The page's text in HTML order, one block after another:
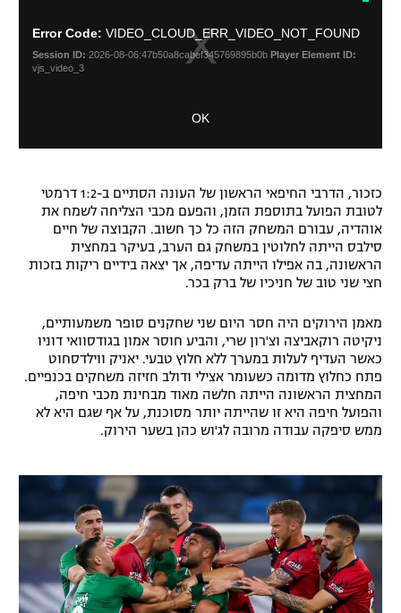
הצטרפות לחבילת הערוצים
w
i
n
d
o
w
Error Code: VIDEO_CLOUD_ERR_VIDEO_NOT_FOUND
Session ID: 2026-08-06:47b50a8cabef345769895b0b Player Element ID:
vjs_video_3
OK
s
a
l
o
g
כזכור, הדרבי החיפאי הראשון של העונה הסתיים ב-1:2 דרמטי
לטובת הפועל בתוספת הזמן, והפעם מכבי הצליחה לשמח את
אוהדיה, עבורם המשחק הזה כל כך חשוב. הקבוצה של חיים
סילבס הייתה לחלוטין במשחק גם הערב, בעיקר במחצית
הראשונה, בה אפילו הייתה עדיפה, אך יצאה בידיים ריקות בזכות
חצי שני טוב של חניכיו של ברק בכר.
מאמן הירוקים היה חסר היום שני שחקנים סופר משמעותיים,
ניקיטה רוקאביצה וצ'רון שרי, והביע חוסר אמון בגודסוואי דוניו
כאשר העדיף לעלות במערך ללא חלוץ טבעי. יאניק ווילדסחוט
פתח כחלוץ מדומה כשעומר אצילי ודולב חזיזה משחקים בכנפיים.
המחצית הראשונה הייתה חלשה מאוד מבחינת מכבי חיפה,
והפועל חיפה היא זו שהייתה יותר מסוכנת, על אף שגם היא לא
ממש סיפקה עבודה מרובה לג'וש כהן בשער הירוק.